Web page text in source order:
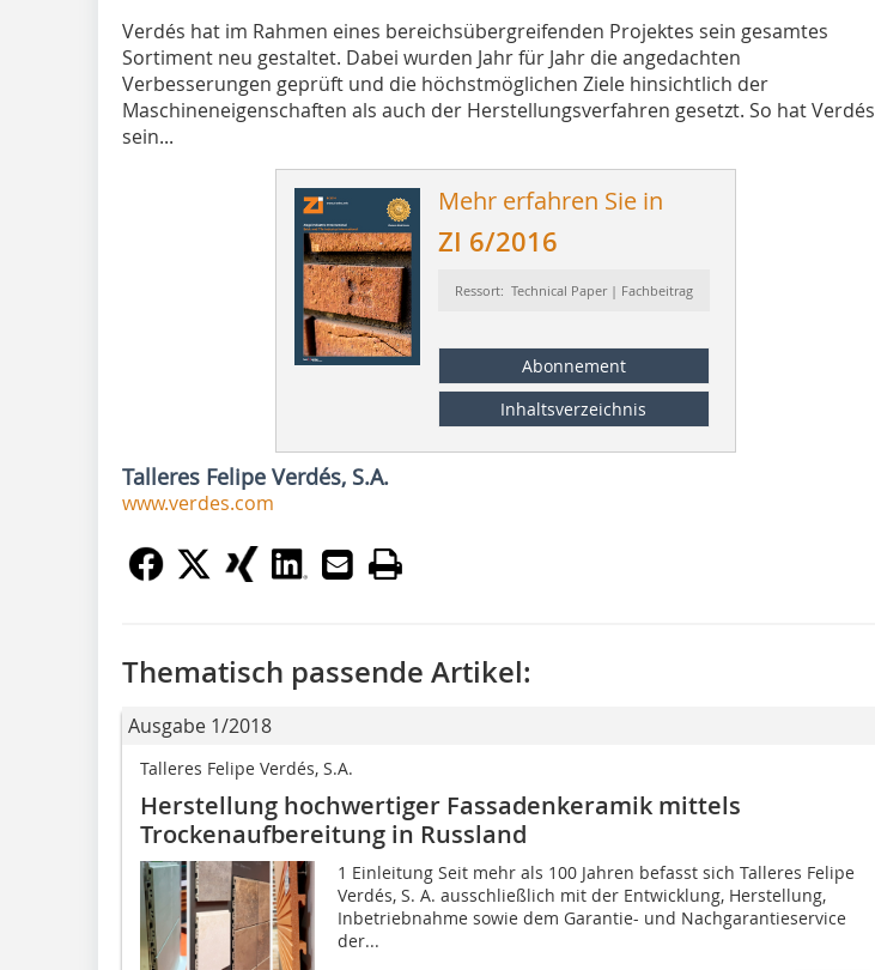
Verdés hat im Rahmen eines bereichsübergreifenden Projektes sein gesamtes
Sortiment neu gestaltet. Dabei wurden Jahr für Jahr die angedachten
Verbesserungen geprüft und die höchstmöglichen Ziele hinsichtlich der
Maschineneigenschaften als auch der Herstellungsverfahren gesetzt. So hat Verdés
sein...
Mehr erfahren Sie in
ZI 6/2016
Ressort: Technical Paper | Fachbeitrag
Abonnement
Inhaltsverzeichnis
Talleres Felipe Verdés, S.A.
www.verdes.com
Thematisch passende Artikel:
Ausgabe 1/2018
Talleres Felipe Verdés, S.A.
Herstellung hochwertiger Fassadenkeramik mittels
Trockenaufbereitung in Russland
1 Einleitung Seit mehr als 100 Jahren befasst sich Talleres Felipe
Verdés, S. A. ausschließlich mit der Entwicklung, Herstellung,
Inbetriebnahme sowie dem Garantie- und Nachgarantieservice
der...